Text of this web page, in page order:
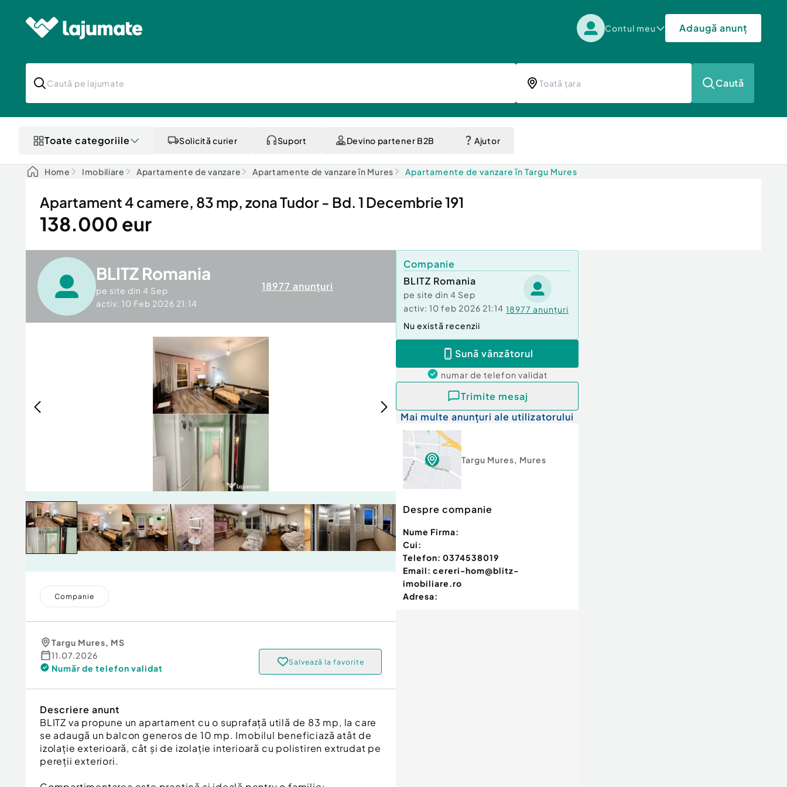
Contul meu Adaugă anunț
Caută
Toate categoriile Solicită curier Suport Devino partener B2B Ajutor
Home Imobiliare Apartamente de vanzare Apartamente de vanzare în Mures Apartamente de vanzare în Targu Mures
Apartament 4 camere, 83 mp, zona Tudor - Bd. 1 Decembrie 191
138.000 eur
BLITZ Romania
pe site din 4 Sep
activ: 10 Feb 2026 21:14
18977 anunțuri
Companie
Targu Mures, MS
11.07.2026
Număr de telefon validat
Salvează la favorite
Descriere anunt
BLITZ va propune un apartament cu o suprafață utilă de 83 mp, la care
se adaugă un balcon generos de 10 mp. Imobilul beneficiază atât de
izolație exterioară, cât și de izolație interioară cu polistiren extrudat pe
pereții exteriori.
Companie
BLITZ Romania
pe site din 4 Sep
activ: 10 feb 2026 21:14 18977 anunțuri
Nu există recenzii
Sună vânzătorul
numar de telefon validat
Trimite mesaj
Mai multe anunțuri ale utilizatorului
Targu Mures, Mures
Despre companie
Nume Firma:
Cui:
Telefon: 0374538019
Email: cereri-hom@blitz-
imobiliare.ro
Adresa: